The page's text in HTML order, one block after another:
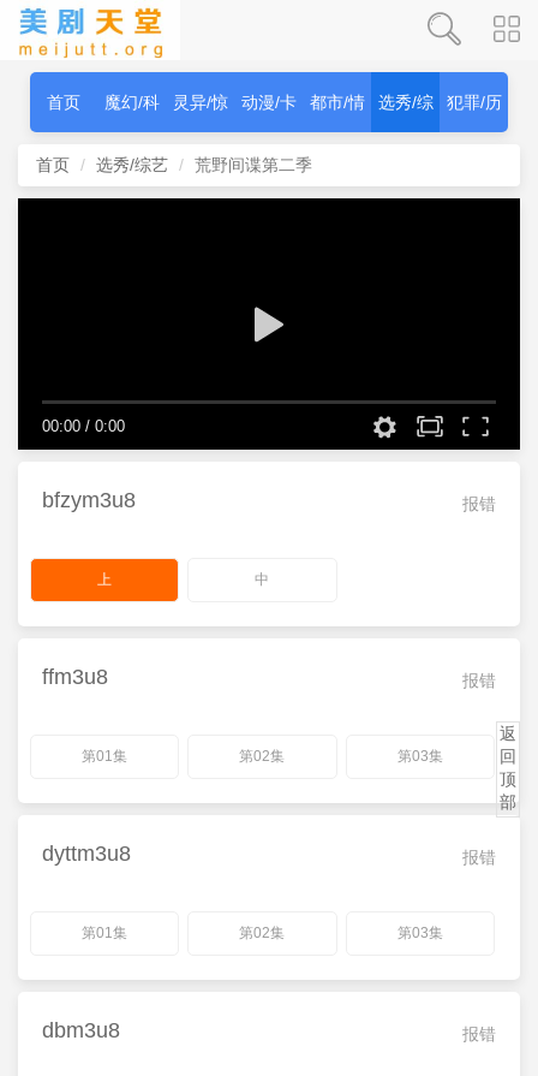
首页 魔幻/科
幻
灵异/惊
秫
动漫/卡
通
都市/情 选秀/综 犯罪/历
首页 选秀/综艺 荒野间谍第二季
00:00 / 0:00
报错
bfzym3u8
上 中
报错
ffm3u8
第01集 第02集 第03集
报错
dyttm3u8
第01集 第02集 第03集
报错
dbm3u8
返
回
顶
部